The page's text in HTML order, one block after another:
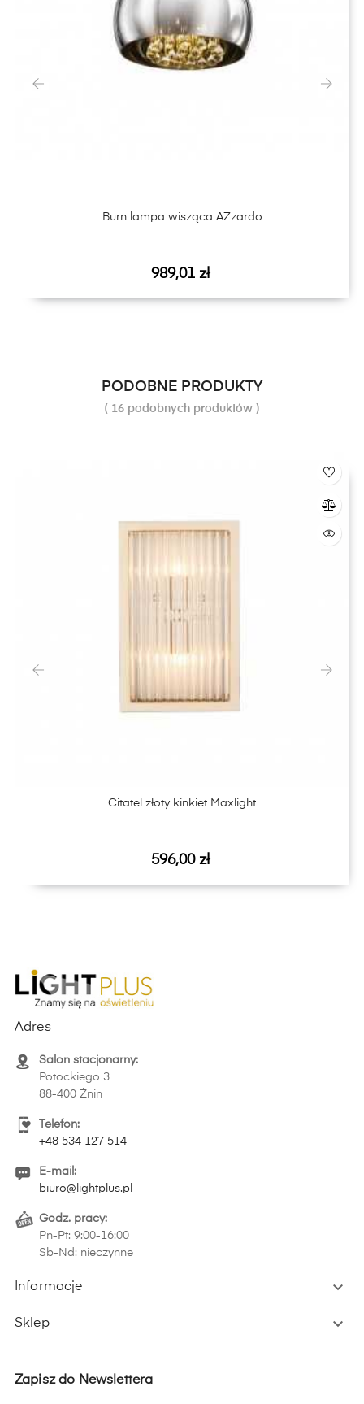
Burn lampa wisząca AZzardo
Cena
989,01 zł
PODOBNE PRODUKTY
( 16 podobnych produktów )
Citatel złoty kinkiet Maxlight
Cena
596,00 zł
Adres
Salon stacjonarny:
Potockiego 3
88-400 Żnin
Telefon:
+48 534 127 514
E-mail:
biuro@lightplus.pl
Godz. pracy:
Pn-Pt: 9:00-16:00
Sb-Nd: nieczynne
Informacje 
Sklep 
Zapisz do Newslettera